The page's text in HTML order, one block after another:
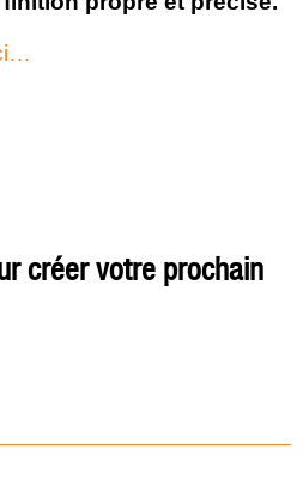
créer votre prochain